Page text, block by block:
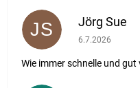
JS Jörg Sue
Die Shop-
6.7.2026
Wie immer schnelle und